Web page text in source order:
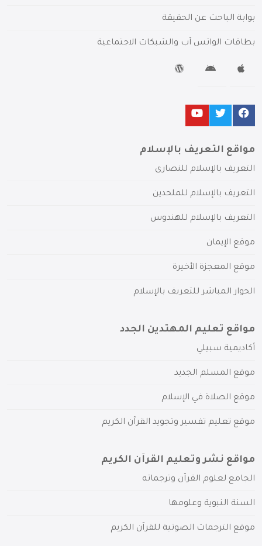
بوابة الباحث عن الحقيقة
بطاقات الواتس آب والشبكات الاجتماعية
مواقع التعريف بالإسلام
التعريف بالإسلام للنصارى
التعريف بالإسلام للملحدين
التعريف بالإسلام للهندوس
موقع الإيمان
موقع المعجزة الأخيرة
الحوار المباشر للتعريف بالإسلام
مواقع تعليم المهتدين الجدد
أكاديمية سبيلي
موقع المسلم الجديد
موقع الصلاة في الإسلام
موقع تعليم تفسير وتجويد القرآن الكريم
مواقع نشر وتعليم القرآن الكريم
الجامع لعلوم القرآن وترجماته
السنة النبوية وعلومها
موقع الترجمات الصوتية للقرآن الكريم